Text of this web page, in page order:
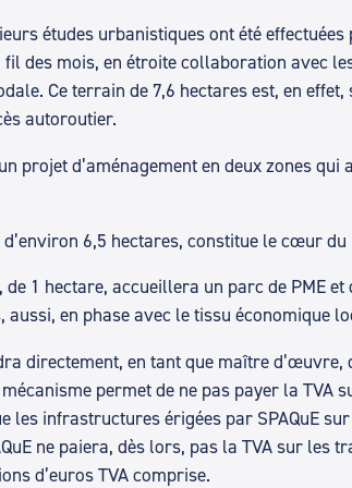
études urbanistiques ont été
fil des mois, en étroite collaboration avec
Ce terrain de 7,6 hectares est, en
autoroutier.
projet d’aménagement en deux zones
6,5 hectares, constitue le cœur
de 1 hectare, accueillera un parc de PME
aussi, en phase avec le tissu économique
directement, en tant que maître
permet de ne pas payer la
les infrastructures érigées par SPAQuE
ne paiera, dès lors, pas la TVA sur
d’euros TVA comprise.